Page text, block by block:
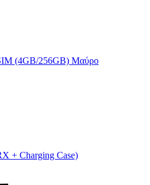
(4GB/256GB) Μαύρο
+ Charging Case)